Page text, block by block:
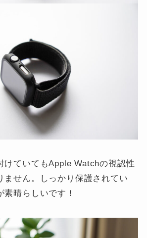
けていてもApple Watchの視認性
ません。しっかり保護されてい
晴らしいです！